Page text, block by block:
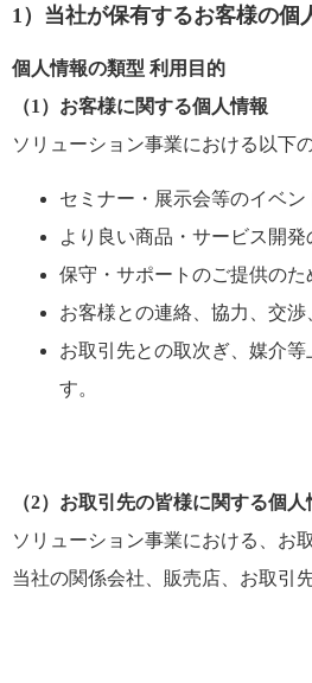
1）当社が保有するお客様の個
個人情報の類型 利用目的
（1）お客様に関する個人情報
ソリューション事業における以下
セミナー・展示会等のイベ
より良い商品・サービス開
保守・サポートのご提供のた
お客様との連絡、協力、交
お取引先との取次ぎ、媒介
す。
（2）お取引先の皆様に関する個人
ソリューション事業における、お
当社の関係会社、販売店、お取引